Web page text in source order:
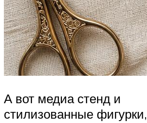
А вот медиа стенд и
стилизованные фигурки,